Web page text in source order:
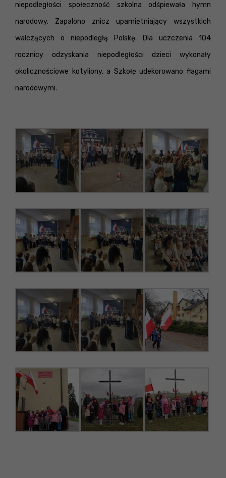
niepodległości społeczność szkolna odśpiewała hymn
narodowy. Zapalono znicz upamiętniający wszystkich
walczących o niepodległą Polskę. Dla uczczenia 104
rocznicy odzyskania niepodległości dzieci wykonały
okolicznościowe kotyliony, a Szkołę udekorowano flagami
narodowymi.